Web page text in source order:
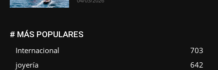
# MÁS POPULARES
Internacional
703
joyería
642